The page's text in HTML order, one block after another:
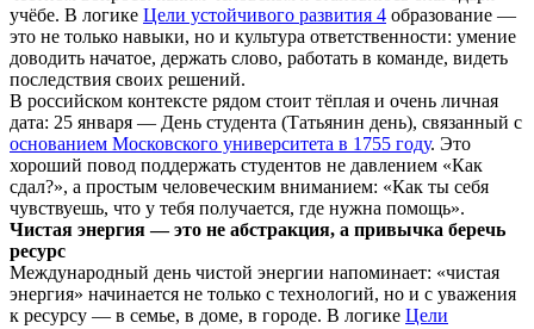
учёбе. В логике Цели устойчивого развития 4 образование —
это не только навыки, но и культура ответственности: умение
доводить начатое, держать слово, работать в команде, видеть
последствия своих решений.
В российском контексте рядом стоит тёплая и очень личная
дата: 25 января — День студента (Татьянин день), связанный с
основанием Московского университета в 1755 году. Это
хороший повод поддержать студентов не давлением «Как
сдал?», а простым человеческим вниманием: «Как ты себя
чувствуешь, что у тебя получается, где нужна помощь».
Чистая энергия — это не абстракция, а привычка беречь
ресурс
Международный день чистой энергии напоминает: «чистая
энергия» начинается не только с технологий, но и с уважения
к ресурсу — в семье, в доме, в городе. В логике Цели